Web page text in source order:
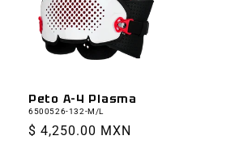
Peto A-4 Plasma
6500526-132-M/L
Precio
$ 4,250.00 MXN